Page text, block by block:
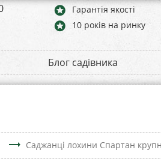
stars Гарантія якості
stars 10 років на ринку
Блог садівника
trending_flat Саджанці лохини Спартан